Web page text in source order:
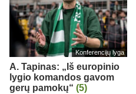
Konferencijų lyga
A. Tapinas: „Iš europinio
lygio komandos gavom
gerų pamokų“ (5)